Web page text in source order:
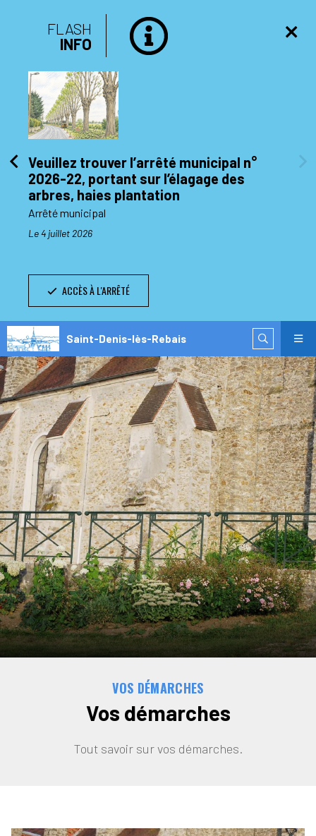
FLASH
INFO
Veuillez trouver l’arrêté municipal n°
2026-22, portant sur l’élagage des
arbres, haies plantation
Arrêté municipal
Le 4 juillet 2026
ACCÈS À L'ARRÊTÉ
Saint-Denis-lès-Rebais
VOS DÉMARCHES
Vos démarches
Tout savoir sur vos démarches.